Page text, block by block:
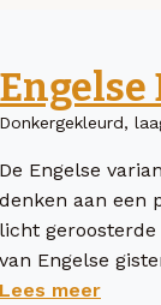
Engelse
Donkergekleurd,
De Engelse
denken aan een
licht
van Engelse
Lees meer